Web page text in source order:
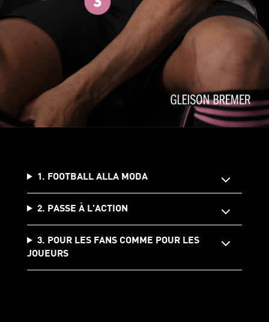
1. FOOTBALL ALLA MODA
2. PASSE À L'ACTION
3. POUR LES FANS COMME POUR LES
JOUEURS